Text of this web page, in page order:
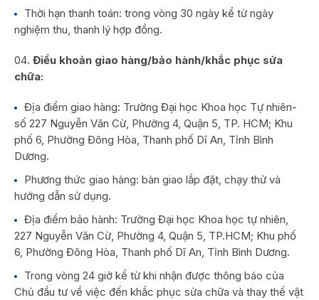
Thời hạn thanh toán: trong vòng 30 ngày kể từ ngày
nghiệm thu, thanh lý hợp đồng.
Điều khoản giao hàng/bảo hành/khắc phục sửa
chữa:
Địa điểm giao hàng: Trường Đại học Khoa học Tự nhiên-
số 227 Nguyễn Văn Cừ, Phường 4, Quận 5, TP. HCM; Khu
phố 6, Phường Đông Hòa, Thanh phố Dĩ An, Tỉnh Bình
Dương.
Phương thức giao hàng: bàn giao lắp đặt, chạy thử và
hướng dẫn sử dụng.
Địa điểm bảo hành: Trường Đại học Khoa học tự nhiên,
227 Nguyễn Văn Cừ, Phường 4, Quận 5, TP.HCM; Khu phố
6, Phường Đông Hòa, Thanh phố Dĩ An, Tỉnh Bình Dương.
Trong vòng 24 giờ kể từ khi nhận được thông báo của
Chủ đầu tư về việc đến khắc phục sửa chữa và thay thế vật